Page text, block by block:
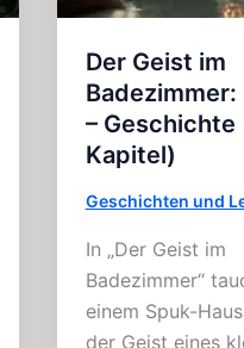
Der Geist im
– Geschichte
Kapitel)
Geschichten und
In „Der Geist im
Badezimmer“
einem Spuk-
der Geist eines